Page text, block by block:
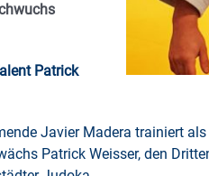
Patrick
Javier Madera trainiert
Patrick Weisser, den